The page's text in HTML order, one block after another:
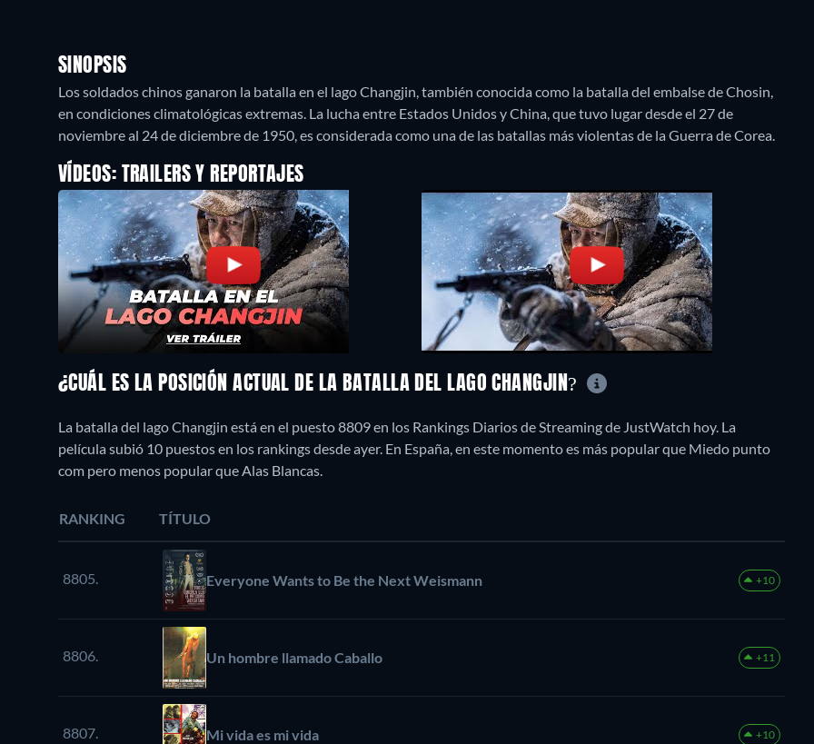
SINOPSIS
Los soldados chinos ganaron la batalla en el lago Changjin, también conocida como la batalla del embalse de Chosin,
en condiciones climatológicas extremas. La lucha entre Estados Unidos y China, que tuvo lugar desde el 27 de
noviembre al 24 de diciembre de 1950, es considerada como una de las batallas más violentas de la Guerra de Corea.
VÍDEOS: TRAILERS Y REPORTAJES
¿CUÁL ES LA POSICIÓN ACTUAL DE LA BATALLA DEL LAGO CHANGJIN?
La batalla del lago Changjin está en el puesto 8809 en los Rankings Diarios de Streaming de JustWatch hoy. La
película subió 10 puestos en los rankings desde ayer. En España, en este momento es más popular que Miedo punto
com pero menos popular que Alas Blancas.
RANKING TÍTULO
8805. Everyone Wants to Be the Next Weismann +10
8806. Un hombre llamado Caballo +11
8807. Mi vida es mi vida +10